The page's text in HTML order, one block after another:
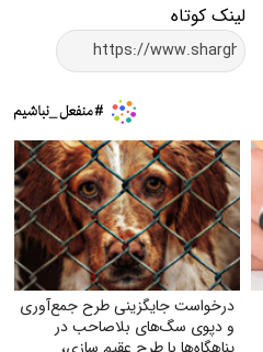
لینک کوتاه
درخواست جایگزینی طرح جمع‌آوری
و دپوی سگ‌های بلاصاحب در